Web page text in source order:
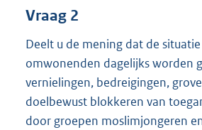
Vraag 2
Deelt u de mening dat de
omwonenden dagelijks worden
vernielingen, bedreigingen,
doelbewust blokkeren van
door groepen moslimjongeren